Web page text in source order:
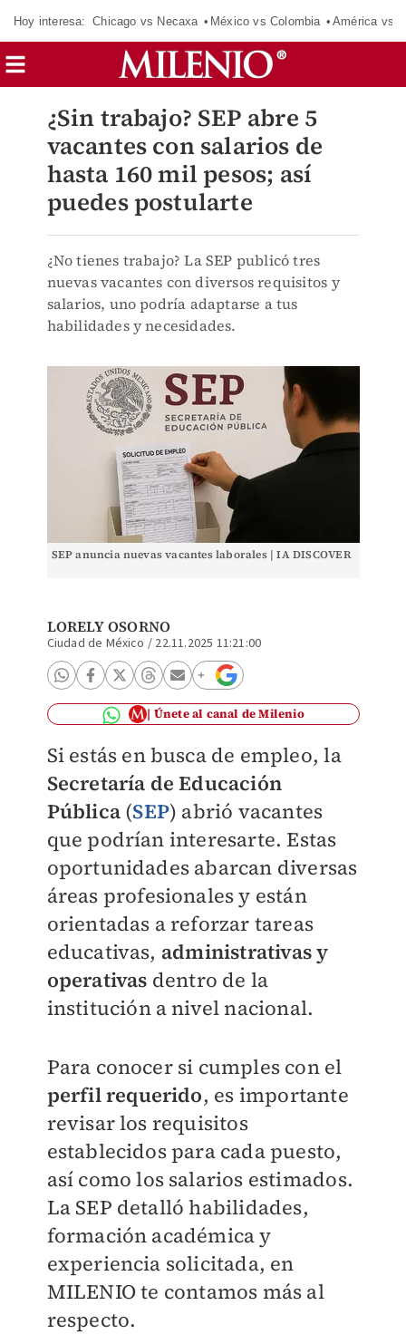
Hoy interesa: Chicago vs Necaxa México vs Colombia América vs
¿Sin trabajo? SEP abre 5
vacantes con salarios de
hasta 160 mil pesos; así
puedes postularte
¿No tienes trabajo? La SEP publicó tres
nuevas vacantes con diversos requisitos y
salarios, uno podría adaptarse a tus
habilidades y necesidades.
SEP anuncia nuevas vacantes laborales | IA DISCOVER
LORELY OSORNO
Ciudad de México / 22.11.2025 11:21:00
Únete al canal de Milenio
Si estás en busca de empleo, la
Secretaría de Educación
Pública(SEP) abrió vacantes
que podrían interesarte. Estas
oportunidades abarcan diversas
áreas profesionales y están
orientadas a reforzar tareas
educativas, administrativas y
operativas dentro de la
institución a nivel nacional.
Para conocer si cumples con el
perfil requerido, es importante
revisar los requisitos
establecidos para cada puesto,
así como los salarios estimados.
La SEP detalló habilidades,
formación académica y
experiencia solicitada, en
MILENIOte contamos más al
respecto.